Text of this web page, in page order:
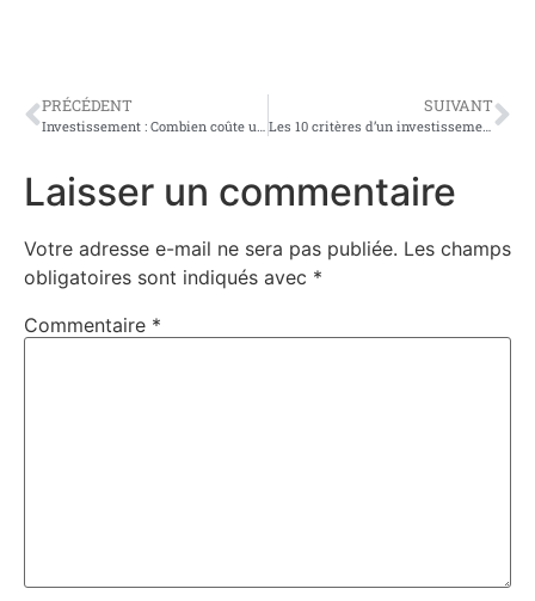
PRÉCÉDENT
Investissement : Combien coûte un mobil-home dans un camping ?
SUIVANT
Les 10 critères d’un investissement locatif rentable
Laisser un commentaire
Votre adresse e-mail ne sera pas publiée. Les champs
obligatoires sont indiqués avec *
Commentaire *